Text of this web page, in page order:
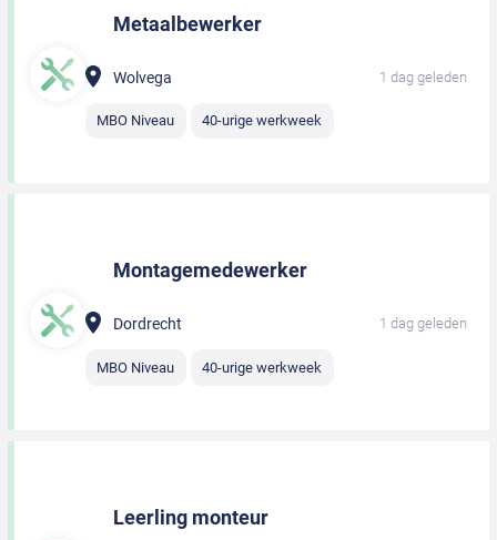
Metaalbewerker
Wolvega 1 dag geleden
MBO Niveau 40-urige werkweek
Montagemedewerker
Dordrecht 1 dag geleden
MBO Niveau 40-urige werkweek
Leerling monteur